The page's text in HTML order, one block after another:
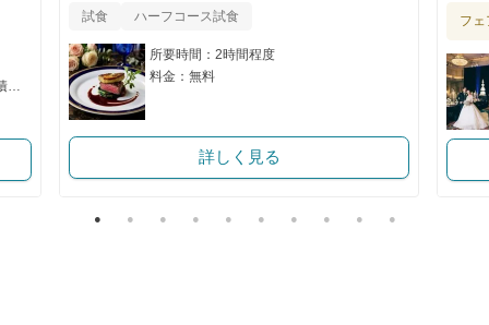
料金：お客様のご希望に合わせたお見積書をご提案いたします
試食 ハーフコース試食
所要時間：2時間程度
料金：無料
詳しく見る
フェ